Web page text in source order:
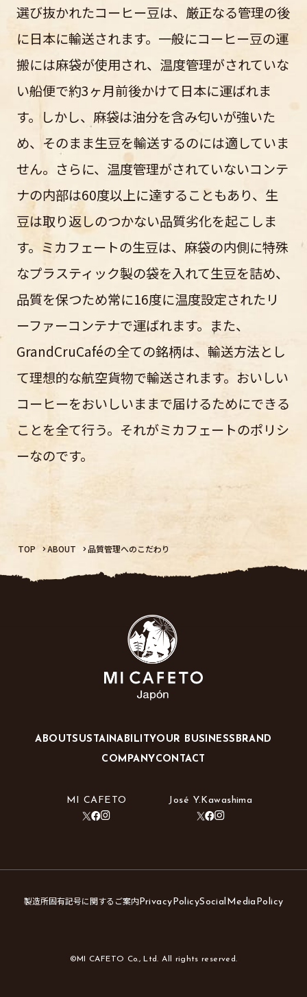
選び抜かれたコーヒー豆は、厳正なる管理の後
に日本に輸送されます。一般にコーヒー豆の運
搬には麻袋が使用され、温度管理がされていな
い船便で約3ヶ月前後かけて日本に運ばれま
す。しかし、麻袋は油分を含み匂いが強いた
め、そのまま生豆を輸送するのには適していま
せん。さらに、温度管理がされていないコンテ
ナの内部は60度以上に達することもあり、生
豆は取り返しのつかない品質劣化を起こしま
す。ミカフェートの生豆は、麻袋の内側に特殊
なプラスティック製の袋を入れて生豆を詰め、
品質を保つため常に16度に温度設定されたリ
ーファーコンテナで運ばれます。また、
GrandCruCaféの全ての銘柄は、輸送方法とし
て理想的な航空貨物で輸送されます。おいしい
コーヒーをおいしいままで届けるためにできる
ことを全て行う。それがミカフェートのポリシ
ーなのです。
TOP ABOUT 品質管理へのこだわり
ABOUTSUSTAINABILITYOUR BUSINESS BRAND
COMPANY CONTACT
MI CAFETO José Y.Kawashima
製造所固有記号に関するご案内PrivacyPolicySocialMediaPolicy
©MI CAFETO Co., Ltd. All rights reserved.